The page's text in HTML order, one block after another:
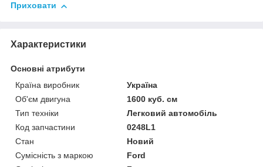
Приховати
Характеристики
Основні атрибути
Країна виробник
Україна
Об'єм двигуна
1600 куб. см
Тип техніки
Легковий автомобіль
Код запчастини
0248L1
Стан
Новий
Сумісність з маркою
Ford